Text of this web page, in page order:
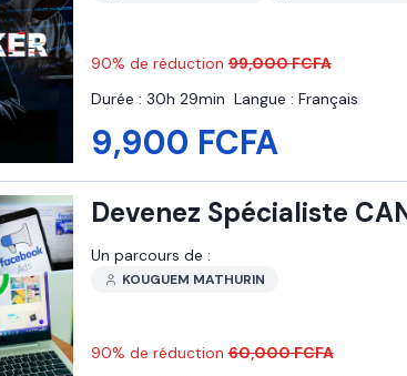
90% de réduction 99,000 FCFA
Durée : 30h 29min Langue : Français
9,900 FCFA
Devenez Spécialiste
Un parcours de :
KOUGUEM MATHURIN
90% de réduction 60,000 FCFA